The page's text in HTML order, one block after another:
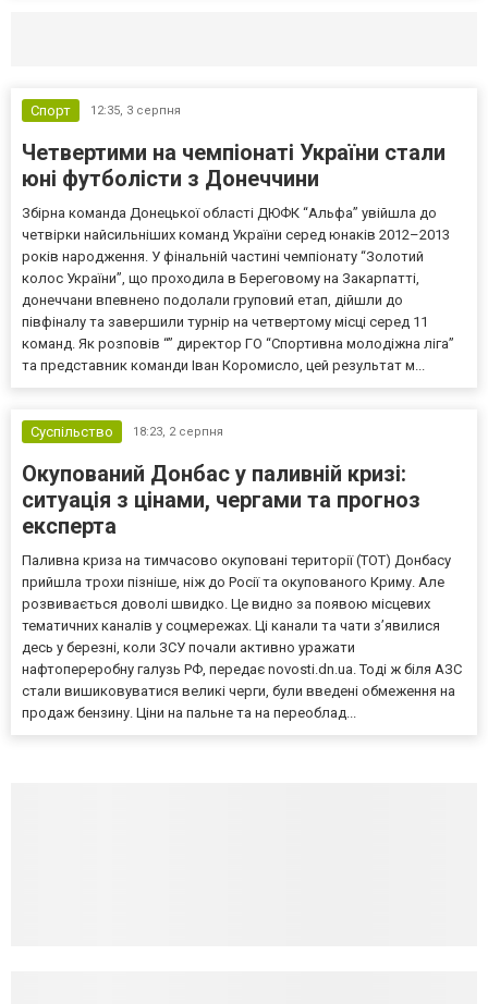
Спорт 12:35, 3 серпня
Четвертими на чемпіонаті України стали
юні футболісти з Донеччини
Збірна команда Донецької області ДЮФК “Альфа” увійшла до
четвірки найсильніших команд України серед юнаків 2012–2013
років народження. У фінальній частині чемпіонату “Золотий
колос України”, що проходила в Береговому на Закарпатті,
донеччани впевнено подолали груповий етап, дійшли до
півфіналу та завершили турнір на четвертому місці серед 11
команд. Як розповів “” директор ГО “Спортивна молодіжна ліга”
та представник команди Іван Коромисло, цей результат м...
Суспільство 18:23, 2 серпня
Окупований Донбас у паливній кризі:
ситуація з цінами, чергами та прогноз
експерта
Паливна криза на тимчасово окуповані території (ТОТ) Донбасу
прийшла трохи пізніше, ніж до Росії та окупованого Криму. Але
розвивається доволі швидко. Це видно за появою місцевих
тематичних каналів у соцмережах. Ці канали та чати з’явилися
десь у березні, коли ЗСУ почали активно уражати
нафтопереробну галузь РФ, передає novosti.dn.ua. Тоді ж біля АЗС
стали вишиковуватися великі черги, були введені обмеження на
продаж бензину. Ціни на пальне та на переоблад...